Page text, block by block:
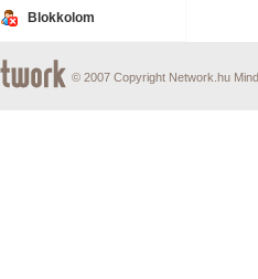
Blokkolom
© 2007 Copyright Network.hu